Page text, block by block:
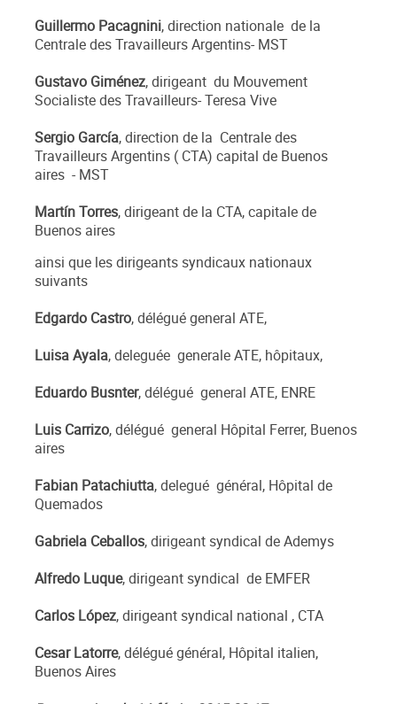
Guillermo Pacagnini, direction nationale de la
Centrale des Travailleurs Argentins- MST
Gustavo Giménez, dirigeant du Mouvement
Socialiste des Travailleurs- Teresa Vive
Sergio García, direction de la Centrale des
Travailleurs Argentins ( CTA) capital de Buenos
aires - MST
Martín Torres, dirigeant de la CTA, capitale de
Buenos aires
ainsi que les dirigeants syndicaux nationaux
suivants
Edgardo Castro, délégué general ATE,
Luisa Ayala, deleguée generale ATE, hôpitaux,
Eduardo Busnter, délégué general ATE, ENRE
Luis Carrizo, délégué general Hôpital Ferrer, Buenos
aires
Fabian Patachiutta, delegué général, Hôpital de
Quemados
Gabriela Ceballos, dirigeant syndical de Ademys
Alfredo Luque, dirigeant syndical de EMFER
Carlos López, dirigeant syndical national , CTA
Cesar Latorre, délégué général, Hôpital italien,
Buenos Aires